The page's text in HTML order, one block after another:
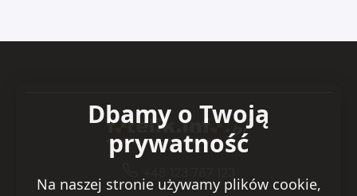
Dbamy o Twoją
prywatność
Na naszej stronie używamy plików cookie,